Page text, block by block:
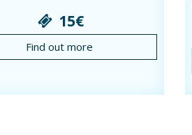
15€
Find out more